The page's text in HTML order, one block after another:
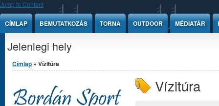
Jump to Content
CÍMLAP BEMUTATKOZÁS TORNA OUTDOOR MÉDIATÁR
Jelenlegi hely
Címlap » Vízitúra
Vízitúra